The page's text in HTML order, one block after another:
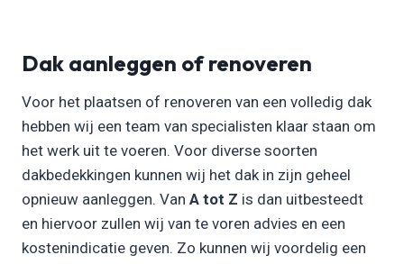
Dak aanleggen of renoveren
Voor het plaatsen of renoveren van een volledig dak
hebben wij een team van specialisten klaar staan om
het werk uit te voeren. Voor diverse soorten
dakbedekkingen kunnen wij het dak in zijn geheel
opnieuw aanleggen. Van A tot Z is dan uitbesteedt
en hiervoor zullen wij van te voren advies en een
kostenindicatie geven. Zo kunnen wij voordelig een